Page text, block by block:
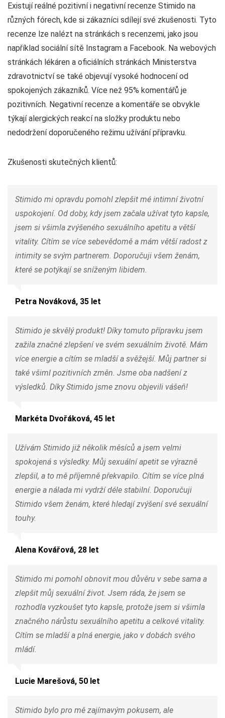
Existují reálné pozitivní i negativní recenze Stimido na
různých fórech, kde si zákazníci sdílejí své zkušenosti. Tyto
recenze lze nalézt na stránkách s recenzemi, jako jsou
například sociální sítě Instagram a Facebook. Na webových
stránkách lékáren a oficiálních stránkách Ministerstva
zdravotnictví se také objevují vysoké hodnocení od
spokojených zákazníků. Více než 95% komentářů je
pozitivních. Negativní recenze a komentáře se obvykle
týkají alergických reakcí na složky produktu nebo
nedodržení doporučeného režimu užívání přípravku.
Zkušenosti skutečných klientů:
Stimido mi opravdu pomohl zlepšit mé intimní životní
uspokojení. Od doby, kdy jsem začala užívat tyto kapsle,
jsem si všimla zvýšeného sexuálního apetitu a větší
vitality. Cítím se více sebevědomě a mám větší radost z
intimity se svým partnerem. Doporučuji všem ženám,
které se potýkají se sníženým libidem.
Petra Nováková, 35 let
Stimido je skvělý produkt! Díky tomuto přípravku jsem
zažila značné zlepšení ve svém sexuálním životě. Mám
více energie a cítím se mladší a svěžejší. Můj partner si
také všiml pozitivních změn. Jsme oba nadšení z
výsledků. Díky Stimido jsme znovu objevili vášeň!
Markéta Dvořáková, 45 let
Užívám Stimido již několik měsíců a jsem velmi
spokojená s výsledky. Můj sexuální apetit se výrazně
zlepšil, a to mě příjemně překvapilo. Cítím se více plná
energie a nálada mi vydrží déle stabilní. Doporučuji
Stimido všem ženám, které hledají zvýšení své sexuální
touhy.
Alena Kovářová, 28 let
Stimido mi pomohl obnovit mou důvěru v sebe sama a
zlepšit můj sexuální život. Jsem ráda, že jsem se
rozhodla vyzkoušet tyto kapsle, protože jsem si všimla
značného nárůstu sexuálního apetitu a celkové vitality.
Cítím se mladší a plná energie, jako v dobách svého
mládí.
Lucie Marešová, 50 let
Stimido bylo pro mě zajímavým pokusem, ale